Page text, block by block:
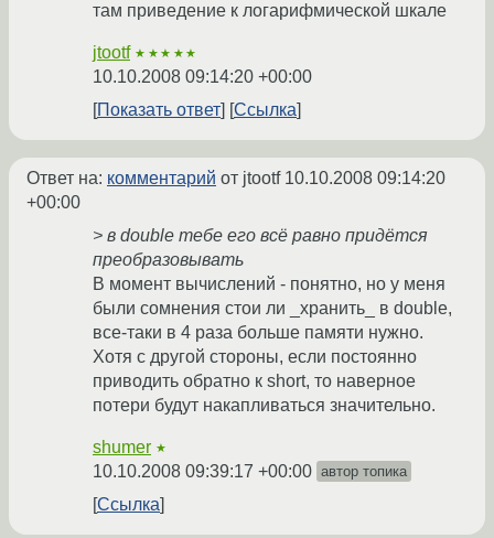
там приведение к логарифмической шкале
jtootf ★★★★★
10.10.2008 09:14:20 +00:00
Показать ответ
Ссылка
Ответ на: комментарий от jtootf 10.10.2008 09:14:20
+00:00
> в double тебе его всё равно придётся
преобразовывать
В момент вычислений - понятно, но у меня
были сомнения стои ли _хранить_ в double,
все-таки в 4 раза больше памяти нужно.
Хотя с другой стороны, если постоянно
приводить обратно к short, то наверное
потери будут накапливаться значительно.
shumer ★
10.10.2008 09:39:17 +00:00 автор топика
Ссылка